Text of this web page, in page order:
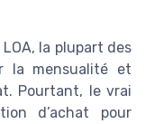
la plupart des
la mensualité et
Pourtant, le vrai
d’achat pour